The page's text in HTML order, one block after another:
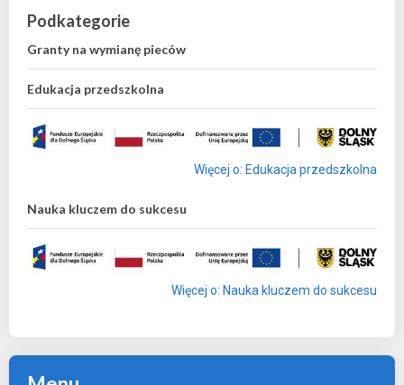
Podkategorie
Granty na wymianę pieców
Edukacja przedszkolna
Więcej o: Edukacja przedszkolna
Nauka kluczem do sukcesu
Więcej o: Nauka kluczem do sukcesu